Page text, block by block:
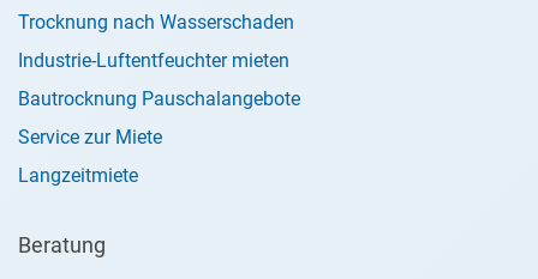
Trocknung nach Wasserschaden
Industrie-Luftentfeuchter mieten
Bautrocknung Pauschalangebote
Service zur Miete
Langzeitmiete
Beratung